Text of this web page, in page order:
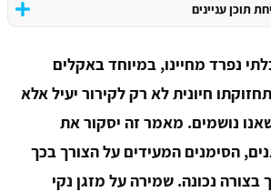
תוכן עניינים
נפרד מחיינו, במיוחד באקלים
חיונית לא רק לקירור יעיל אלא
נושמים. מאמר זה יסקור את
הסימנים המעידים על הצורך בכך
בצורה נכונה. שמירה על מזגן נקי